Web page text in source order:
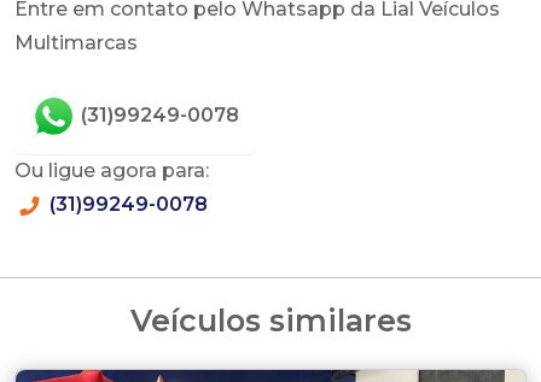
Entre em contato pelo Whatsapp da Lial Veículos
Multimarcas
(31)99249-0078
Ou ligue agora para:
(31)99249-0078
Veículos similares